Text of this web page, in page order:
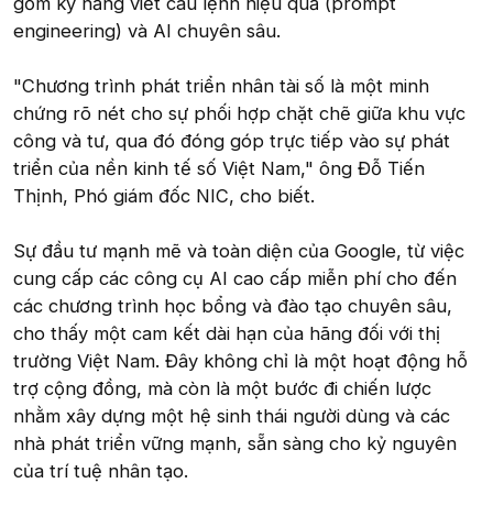
engineering) và AI chuyên sâu.
"Chương trình phát triển nhân tài số là một minh
chứng rõ nét cho sự phối hợp chặt chẽ giữa khu vực
công và tư, qua đó đóng góp trực tiếp vào sự phát
triển của nền kinh tế số Việt Nam," ông Đỗ Tiến
Thịnh, Phó giám đốc NIC, cho biết.
Sự đầu tư mạnh mẽ và toàn diện của Google, từ việc
cung cấp các công cụ AI cao cấp miễn phí cho đến
các chương trình học bổng và đào tạo chuyên sâu,
cho thấy một cam kết dài hạn của hãng đối với thị
trường Việt Nam. Đây không chỉ là một hoạt động hỗ
trợ cộng đồng, mà còn là một bước đi chiến lược
nhằm xây dựng một hệ sinh thái người dùng và các
nhà phát triển vững mạnh, sẵn sàng cho kỷ nguyên
của trí tuệ nhân tạo.